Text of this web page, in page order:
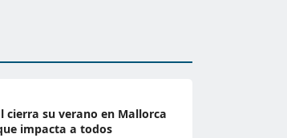
cierra su verano en Mallorca
impacta a todos